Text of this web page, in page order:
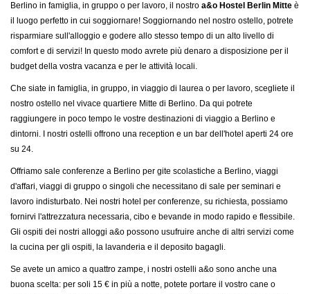
Berlino in famiglia, in gruppo o per lavoro, il nostro a&o Hostel Berlin Mitte è
il luogo perfetto in cui soggiornare! Soggiornando nel nostro ostello, potrete
risparmiare sull'alloggio e godere allo stesso tempo di un alto livello di
comfort e di servizi! In questo modo avrete più denaro a disposizione per il
budget della vostra vacanza e per le attività locali.
Che siate in famiglia, in gruppo, in viaggio di laurea o per lavoro, scegliete il
nostro ostello nel vivace quartiere Mitte di Berlino. Da qui potrete
raggiungere in poco tempo le vostre destinazioni di viaggio a Berlino e
dintorni. I nostri ostelli offrono una reception e un bar dell'hotel aperti 24 ore
su 24.
Offriamo sale conferenze a Berlino per gite scolastiche a Berlino, viaggi
d'affari, viaggi di gruppo o singoli che necessitano di sale per seminari e
lavoro indisturbato. Nei nostri hotel per conferenze, su richiesta, possiamo
fornirvi l'attrezzatura necessaria, cibo e bevande in modo rapido e flessibile.
Gli ospiti dei nostri alloggi a&o possono usufruire anche di altri servizi come
la cucina per gli ospiti, la lavanderia e il deposito bagagli.
Se avete un amico a quattro zampe, i nostri ostelli a&o sono anche una
buona scelta: per soli 15 € in più a notte, potete portare il vostro cane o